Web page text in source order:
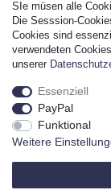
Widerrufs­recht
SIe müsen alle
Die Sesssion-
Cookies sind
verwendeten
unserer
Essenziell
PayPal
Funktional
Weitere